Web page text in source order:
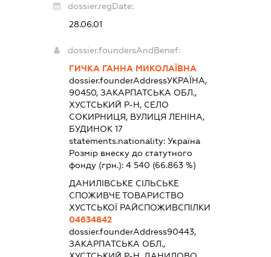
dossier.regDate:
28.06.01
dossier.foundersAndBenef:
ГИЧКА ГАННА МИКОЛАЇВНА
dossier.founderAddressУКРАЇНА,
90450, ЗАКАРПАТСЬКА ОБЛ.,
ХУСТСЬКИЙ Р-Н, СЕЛО
СОКИРНИЦЯ, ВУЛИЦЯ ЛЕНІНА,
БУДИНОК 17
statements.nationality: Україна
Розмір внеску до статутного
фонду (грн.): 4 540 (66.863 %)
ДАНИЛІВСЬКЕ СІЛЬСЬКЕ
СПОЖИВЧЕ ТОВАРИСТВО
ХУСТСЬКОЇ РАЙСПОЖИВСПІЛКИ
04634842
dossier.founderAddress90443,
ЗАКАРПАТСЬКА ОБЛ.,